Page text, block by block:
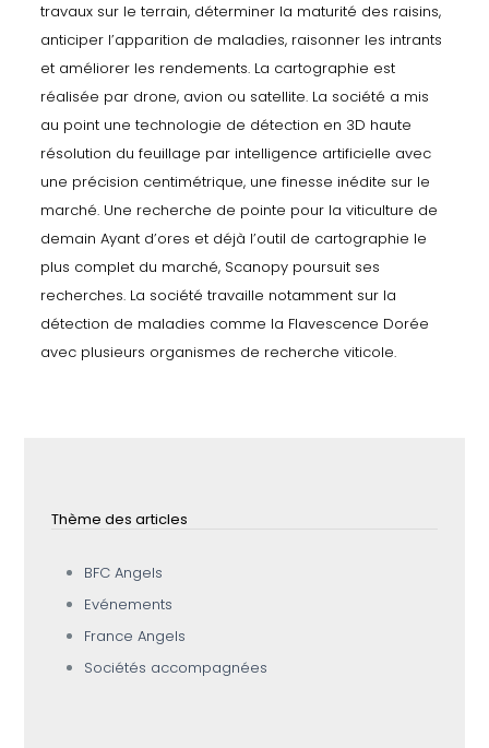
travaux sur le terrain, déterminer la maturité des raisins,
anticiper l’apparition de maladies, raisonner les intrants
et améliorer les rendements. La cartographie est
réalisée par drone, avion ou satellite. La société a mis
au point une technologie de détection en 3D haute
résolution du feuillage par intelligence artificielle avec
une précision centimétrique, une finesse inédite sur le
marché. Une recherche de pointe pour la viticulture de
demain Ayant d’ores et déjà l’outil de cartographie le
plus complet du marché, Scanopy poursuit ses
recherches. La société travaille notamment sur la
détection de maladies comme la Flavescence Dorée
avec plusieurs organismes de recherche viticole.
Thème des articles
BFC Angels
Evénements
France Angels
Sociétés accompagnées